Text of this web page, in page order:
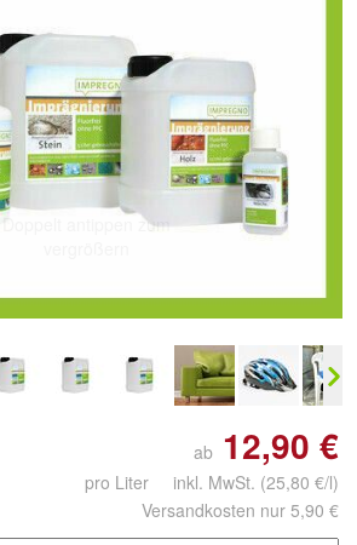
Doppelt antippen zum
ab 12,90 €
pro Liter inkl. MwSt. (25,80 €/l)
Versandkosten nur 5,90 €